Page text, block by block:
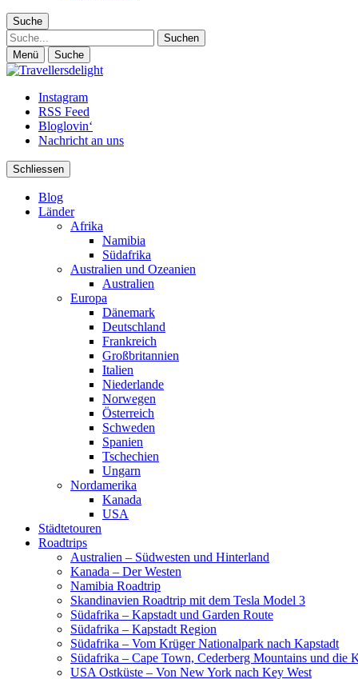
Suche
Suche
Menü Suche
Instagram
RSS Feed
Bloglovin‘
Nachricht an uns
Schliessen
Blog
Länder
Afrika
Namibia
Südafrika
Australien und Ozeanien
Australien
Europa
Dänemark
Deutschland
Frankreich
Großbritannien
Italien
Niederlande
Norwegen
Österreich
Schweden
Spanien
Tschechien
Ungarn
Nordamerika
Kanada
USA
Städtetouren
Roadtrips
Australien – Südwesten und Hinterland
Kanada – Der Westen
Namibia Roadtrip
Skandinavien Roadtrip mit dem Tesla Model 3
Südafrika – Kapstadt und Garden Route
Südafrika – Kapstadt Region
Südafrika – Vom Krüger Nationalpark nach Kapstadt
Südafrika – Cape Town, Cederberg Mountains und die
USA Ostküste – Von New York nach Key West